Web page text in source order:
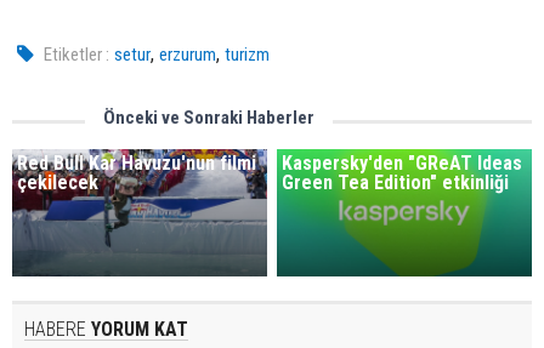
Etiketler : setur,erzurum,turizm
Önceki ve Sonraki Haberler
Red Bull Kar Havuzu'nun filmi
çekilecek
Kaspersky'den "GReAT Ideas
Green Tea Edition" etkinliği
HABERE YORUM KAT